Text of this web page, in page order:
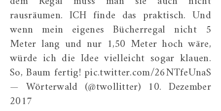
rausräumen. ICH finde das praktisch. Und
wenn mein eigenes Bücherregal nicht 5
Meter lang und nur 1,50 Meter hoch wäre,
würde ich die Idee vielleicht sogar klauen.
So, Baum fertig! pic.twitter.com/26NTfeUnaS
— Wörterwald (@twollitter) 10. Dezember
2017